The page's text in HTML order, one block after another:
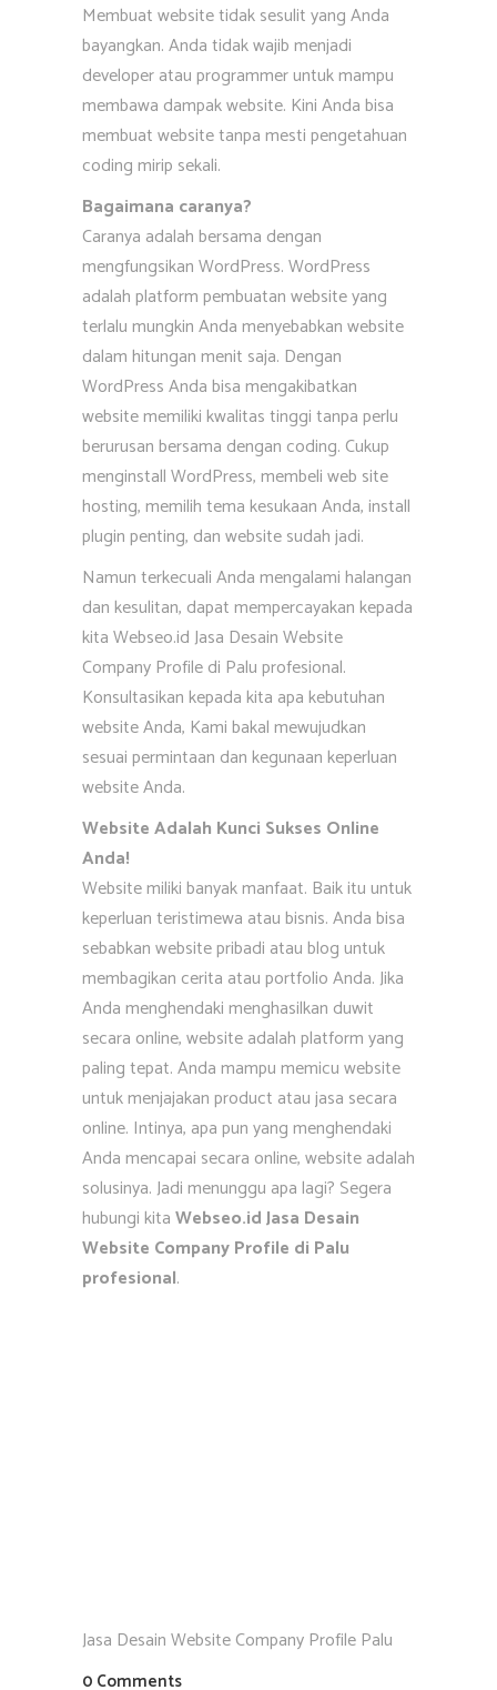
Membuat website tidak sesulit yang Anda
bayangkan. Anda tidak wajib menjadi
developer atau programmer untuk mampu
membawa dampak website. Kini Anda bisa
membuat website tanpa mesti pengetahuan
coding mirip sekali.
Bagaimana caranya?
Caranya adalah bersama dengan
mengfungsikan WordPress. WordPress
adalah platform pembuatan website yang
terlalu mungkin Anda menyebabkan website
dalam hitungan menit saja. Dengan
WordPress Anda bisa mengakibatkan
website memiliki kwalitas tinggi tanpa perlu
berurusan bersama dengan coding. Cukup
menginstall WordPress, membeli web site
hosting, memilih tema kesukaan Anda, install
plugin penting, dan website sudah jadi.
Namun terkecuali Anda mengalami halangan
dan kesulitan, dapat mempercayakan kepada
kita Webseo.id Jasa Desain Website
Company Profile di Palu profesional.
Konsultasikan kepada kita apa kebutuhan
website Anda, Kami bakal mewujudkan
sesuai permintaan dan kegunaan keperluan
website Anda.
Website Adalah Kunci Sukses Online
Anda!
Website miliki banyak manfaat. Baik itu untuk
keperluan teristimewa atau bisnis. Anda bisa
sebabkan website pribadi atau blog untuk
membagikan cerita atau portfolio Anda. Jika
Anda menghendaki menghasilkan duwit
secara online, website adalah platform yang
paling tepat. Anda mampu memicu website
untuk menjajakan product atau jasa secara
online. Intinya, apa pun yang menghendaki
Anda mencapai secara online, website adalah
solusinya. Jadi menunggu apa lagi? Segera
hubungi kitaWebseo.id Jasa Desain
Website Company Profile di Palu
profesional.
Jasa Desain Website Company Profile Palu
0 Comments